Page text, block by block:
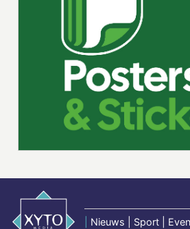
Nieuws | Sport |